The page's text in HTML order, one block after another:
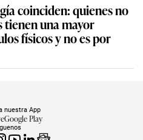
coinciden: quienes no
tienen una mayor
físicos y no es por
nuestra App
Google Play